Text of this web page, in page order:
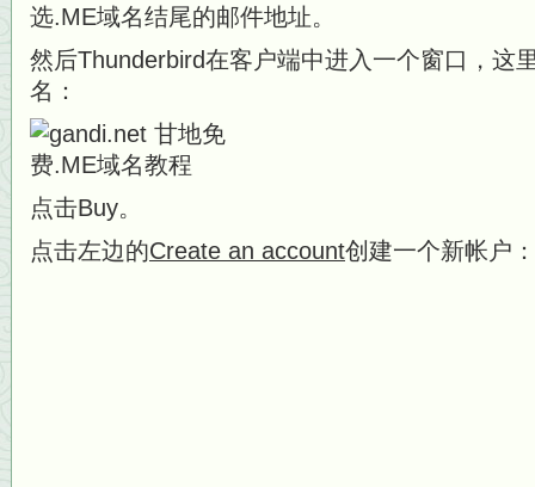
选.ME域名结尾的邮件地址。
然后Thunderbird在客户端中进入一个窗口，这
名：
点击Buy。
点击左边的Create an account创建一个新帐户：